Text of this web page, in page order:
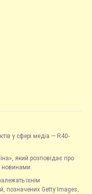
у сфері медіа — R40-
який розповідає про
новинами.
їхнім
позначених Getty Images,